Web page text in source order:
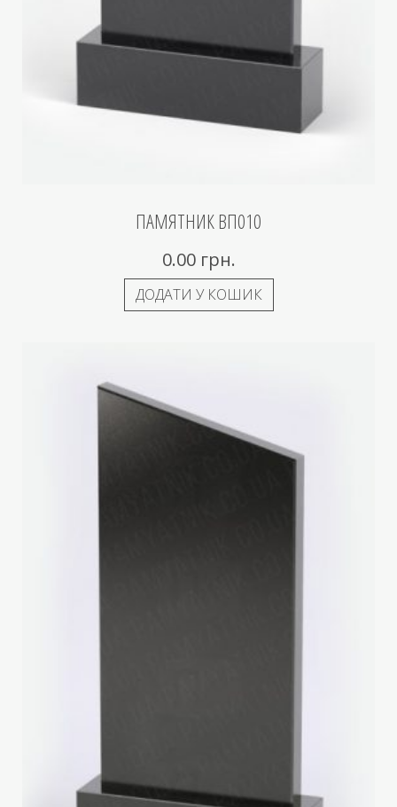
ПАМЯТНИК ВП010
0.00 грн.
ДОДАТИ У КОШИК